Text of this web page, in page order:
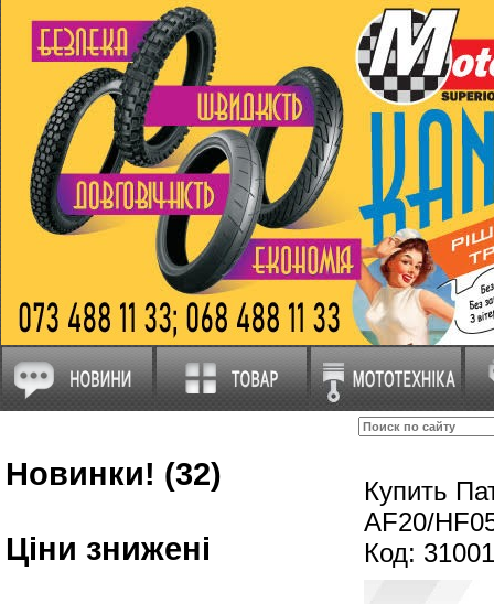
Новинки! (32)
Ціни знижені
Купить
AF20/
Код: